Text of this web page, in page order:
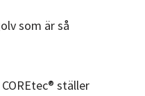
som är så
ställer